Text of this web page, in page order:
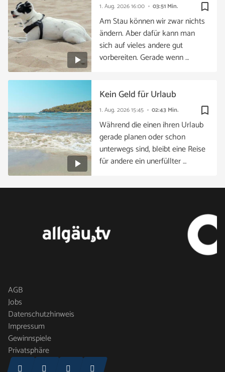
bookmark_border
1. Aug. 202616:00 03:51 Min.
Am Stau können wir zwar nichts
ändern. Aber dafür kann man
sich auf vieles andere gut
vorbereiten. Gerade wenn …
bookmark_border
1. Aug. 202615:45 02:43 Min.
Kein Geld für Urlaub
Während die einen ihren Urlaub
gerade planen oder schon
unterwegs sind, bleibt eine Reise
für andere ein unerfüllter …
AGB
Jobs
Datenschutzhinweis
Impressum
Gewinnspiele
Privatsphäre